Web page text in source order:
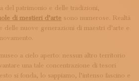
del patrimonio e delle tradizioni,
di mestieri d’arte sono numerose. Realtà
delle nuove generazioni di maestri d’arte e
a cielo aperto: nessun altro territorio
una tale concentrazione di tesori
si fonda, lo sappiamo, l’intenso fascino e